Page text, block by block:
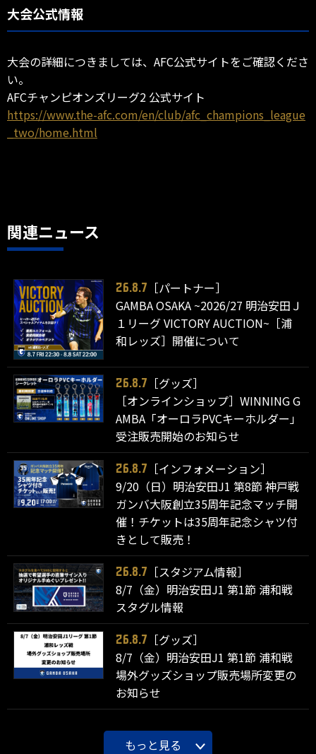
大会公式情報
大会の詳細につきましては、AFC公式サイトをご確認くださ
い。
AFCチャンピオンズリーグ2 公式サイト
https://www.the-afc.com/en/club/afc_champions_league
_two/home.html
関連ニュース
26.8.7
［パートナー］
GAMBA OSAKA ~2026/27 明治安田Ｊ
１リーグ VICTORY AUCTION~［浦
和レッズ］開催について
26.8.7
［グッズ］
［オンラインショップ］WINNING G
AMBA「オーロラPVCキーホルダー」
受注販売開始のお知らせ
26.8.7
［インフォメーション］
9/20（日）明治安田J1 第8節 神戸戦
ガンバ大阪創立35周年記念マッチ開
催！チケットは35周年記念シャツ付
きとして販売！
26.8.7
［スタジアム情報］
8/7（金）明治安田J1 第1節 浦和戦
スタグル情報
26.8.7
［グッズ］
8/7（金）明治安田J1 第1節 浦和戦
場外グッズショップ販売場所変更の
お知らせ
もっと見る